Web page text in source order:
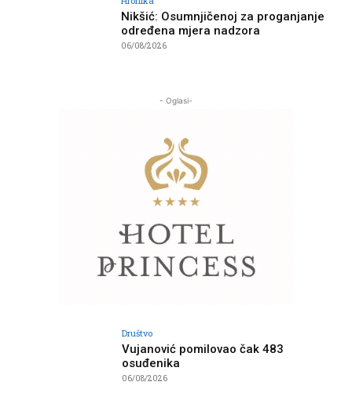
Nikšić: Osumnjičenoj za proganjanje
određena mjera nadzora
06/08/2026
- Oglasi-
Društvo
Vujanović pomilovao čak 483
osuđenika
06/08/2026